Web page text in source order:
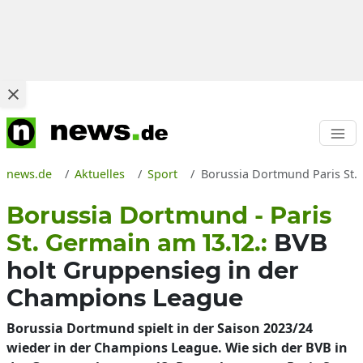
news.de Aktuelles Sport Borussia Dortmund Paris St.
Borussia Dortmund - Paris
St. Germain am 13.12.: BVB
holt Gruppensieg in der
Champions League
Borussia Dortmund spielt in der Saison 2023/24
wieder in der Champions League. Wie sich der BVB in